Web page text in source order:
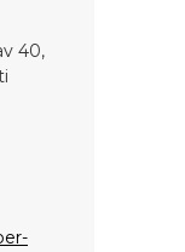
40,